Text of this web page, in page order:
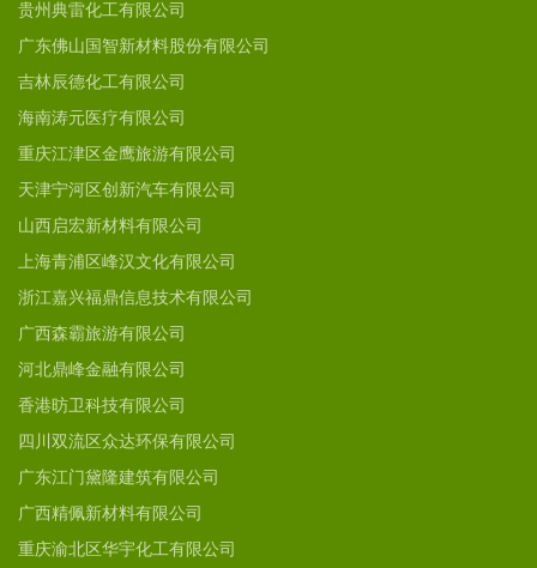
贵州典雷化工有限公司
广东佛山国智新材料股份有限公司
吉林辰德化工有限公司
海南涛元医疗有限公司
重庆江津区金鹰旅游有限公司
天津宁河区创新汽车有限公司
山西启宏新材料有限公司
上海青浦区峰汉文化有限公司
浙江嘉兴福鼎信息技术有限公司
广西森霸旅游有限公司
河北鼎峰金融有限公司
香港昉卫科技有限公司
四川双流区众达环保有限公司
广东江门黛隆建筑有限公司
广西精佩新材料有限公司
重庆渝北区华宇化工有限公司